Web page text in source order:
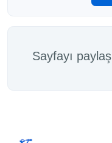
Sayfayı paylaş